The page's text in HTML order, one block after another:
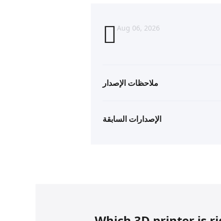
Aug 06, 2026
ملاحظات الإصدار
الإصدارات السابقة